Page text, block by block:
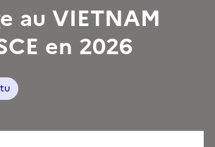
au VIETNAM
en 2026